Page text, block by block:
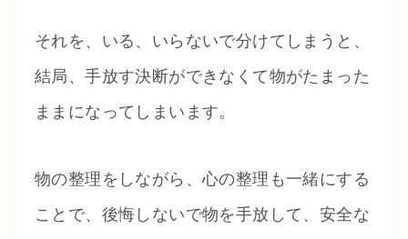
それを、いる、いらないで分けてしまうと、
結局、手放す決断ができなくて物がたまった
ままになってしまいます。
物の整理をしながら、心の整理も一緒にする
ことで、後悔しないで物を手放して、安全な